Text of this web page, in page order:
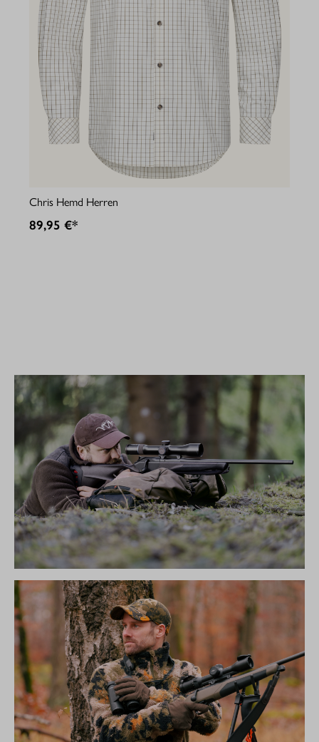
Chris Hemd Herren
89,95 €*
R8 ULTIMATE